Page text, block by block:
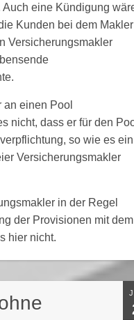
Auch eine Kündigung
Kunden bei dem Makler
Versicherungsmakler
einen Pool
nicht, dass er für den
so wie es ein
Versicherungsmakler
in der Regel
der Provisionen mit dem
hier nicht.